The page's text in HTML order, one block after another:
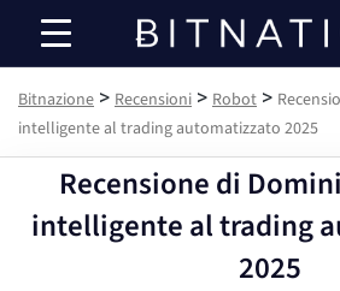
Bitnazione
Bitnazione > Recensioni > Robot >
intelligente al trading automatizzato 2025
Recensione di
intelligente al trading
2025